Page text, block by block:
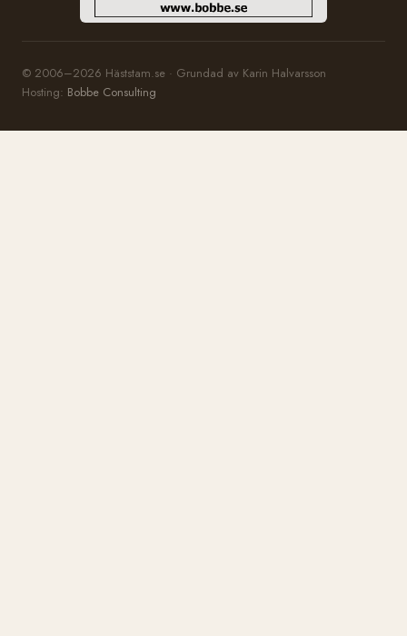
© 2006–2026 Häststam.se · Grundad av Karin Halvarsson
Hosting: Bobbe Consulting